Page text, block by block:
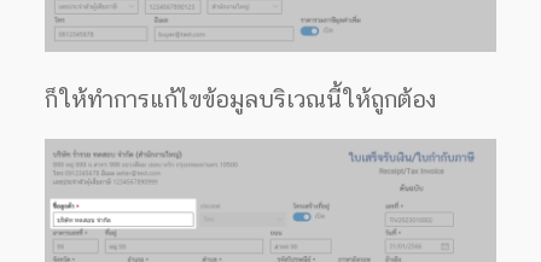
ก็ให้ทำการแก้ไขข้อมูลบริเวณนี้ให้ถูกต้อง